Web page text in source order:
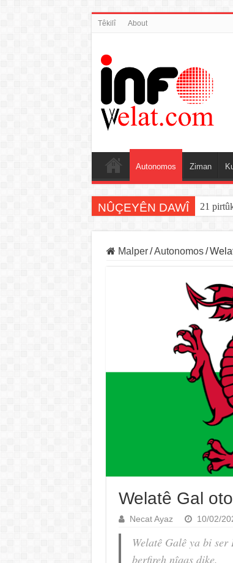
Têkilî About
Autonomos Ziman
NÛÇEYÊN DAWÎ 21
YE derî
Malper / Autonomos /
Welatê Gal
Necat Ayaz 10/02/
Welatê Galê ya bi ser
berfireh nîqaş dike.